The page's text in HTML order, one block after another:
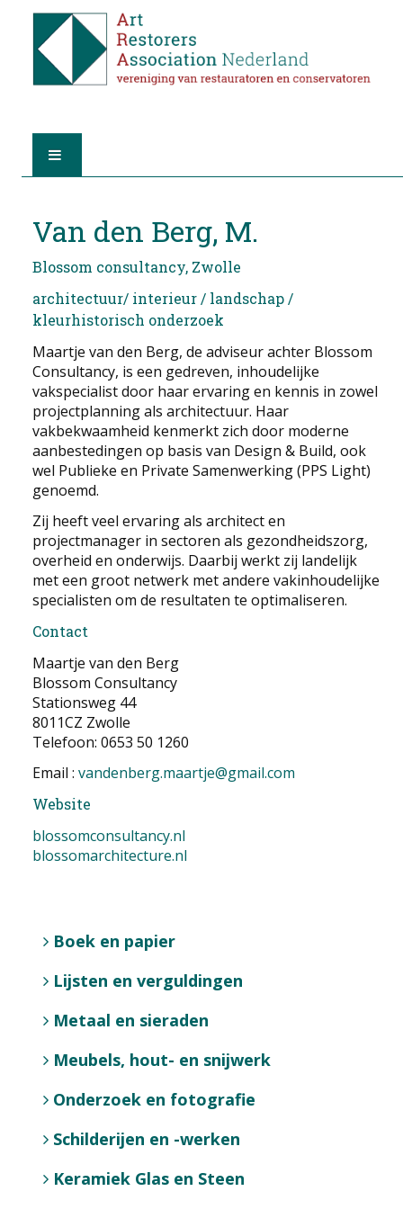
OVER A.R.A.
DE RESTAURATOREN
VIND EEN RESTAURATOR
EDUCATIE
NIEUWS
CONTACT
Selecteer de taal
Van den Berg, M.
Blossom consultancy, Zwolle
architectuur/ interieur / landschap /
kleurhistorisch onderzoek
Maartje van den Berg, de adviseur achter Blossom
Consultancy, is een gedreven, inhoudelijke
vakspecialist door haar ervaring en kennis in zowel
projectplanning als architectuur. Haar
vakbekwaamheid kenmerkt zich door moderne
aanbestedingen op basis van Design & Build, ook
wel Publieke en Private Samenwerking (PPS Light)
genoemd.
Zij heeft veel ervaring als architect en
projectmanager in sectoren als gezondheidszorg,
overheid en onderwijs. Daarbij werkt zij landelijk
met een groot netwerk met andere vakinhoudelijke
specialisten om de resultaten te optimaliseren.
Contact
Maartje van den Berg
Blossom Consultancy
Stationsweg 44
8011CZ Zwolle
Telefoon: 0653 50 1260
Email : vandenberg.maartje@gmail.com
Website
blossomconsultancy.nl
blossomarchitecture.nl
Boek en papier
Lijsten en verguldingen
Metaal en sieraden
Meubels, hout- en snijwerk
Onderzoek en fotografie
Schilderijen en -werken
Keramiek Glas en Steen